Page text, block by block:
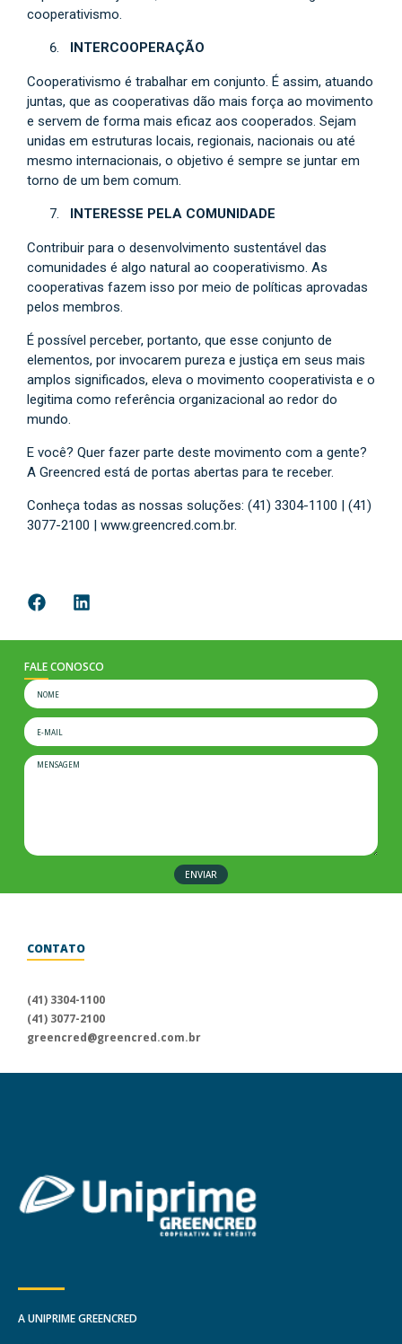
cooperativismo.
INTERCOOPERAÇÃO
Cooperativismo é trabalhar em conjunto. É assim, atuando
juntas, que as cooperativas dão mais força ao movimento
e servem de forma mais eficaz aos cooperados. Sejam
unidas em estruturas locais, regionais, nacionais ou até
mesmo internacionais, o objetivo é sempre se juntar em
torno de um bem comum.
INTERESSE PELA COMUNIDADE
Contribuir para o desenvolvimento sustentável das
comunidades é algo natural ao cooperativismo. As
cooperativas fazem isso por meio de políticas aprovadas
pelos membros.
É possível perceber, portanto, que esse conjunto de
elementos, por invocarem pureza e justiça em seus mais
amplos significados, eleva o movimento cooperativista e o
legitima como referência organizacional ao redor do
mundo.
E você? Quer fazer parte deste movimento com a gente?
A Greencred está de portas abertas para te receber.
Conheça todas as nossas soluções: (41) 3304-1100 | (41)
3077-2100 | www.greencred.com.br.
CONTATO
através dos nossos canais
de atendimento.
(41) 3304-1100
(41) 3077-2100
greencred@greencred.com.br
FALE CONOSCO
ENVIAR
A UNIPRIME GREENCRED